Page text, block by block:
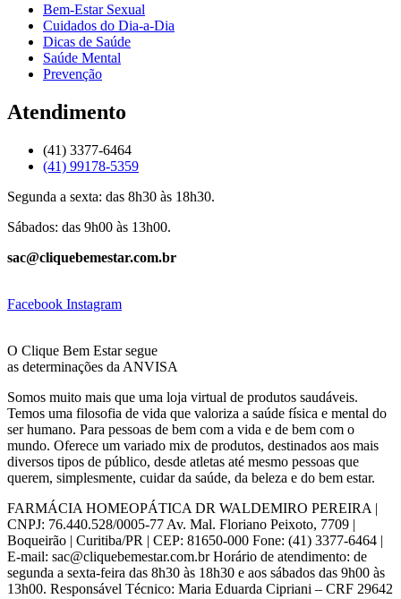
Bem-Estar Sexual
Cuidados do Dia-a-Dia
Dicas de Saúde
Saúde Mental
Prevenção
Atendimento
(41) 3377-6464
(41) 99178-5359
Segunda a sexta: das 8h30 às 18h30.
Sábados: das 9h00 às 13h00.
sac@cliquebemestar.com.br
Facebook Instagram
O Clique Bem Estar segue
as determinações da ANVISA
Somos muito mais que uma loja virtual de produtos saudáveis.
Temos uma filosofia de vida que valoriza a saúde física e mental do
ser humano. Para pessoas de bem com a vida e de bem com o
mundo. Oferece um variado mix de produtos, destinados aos mais
diversos tipos de público, desde atletas até mesmo pessoas que
querem, simplesmente, cuidar da saúde, da beleza e do bem estar.
FARMÁCIA HOMEOPÁTICA DR WALDEMIRO PEREIRA |
CNPJ: 76.440.528/0005-77 Av. Mal. Floriano Peixoto, 7709 |
Boqueirão | Curitiba/PR | CEP: 81650-000 Fone: (41) 3377-6464 |
E-mail: sac@cliquebemestar.com.br Horário de atendimento: de
segunda a sexta-feira das 8h30 às 18h30 e aos sábados das 9h00 às
13h00. Responsável Técnico: Maria Eduarda Cipriani – CRF 29642